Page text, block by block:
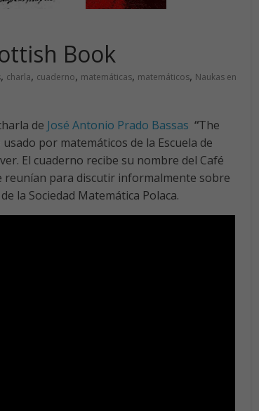
Book
, charla, cuaderno, matemáticas, matemáticos, Naukas en
de José Antonio Prado Bassas “The
por matemáticos de la Escuela de
El cuaderno recibe su nombre del Café
reunían para discutir informalmente sobre
la Sociedad Matemática Polaca.